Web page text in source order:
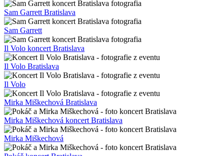
Sam Garrett Bratislava
Sam Garrett
Il Volo koncert Bratislava
Il Volo Bratislava
Il Volo
Mirka Miškechová Bratislava
Mirka Miškechová koncert Bratislava
Mirka Miškechová